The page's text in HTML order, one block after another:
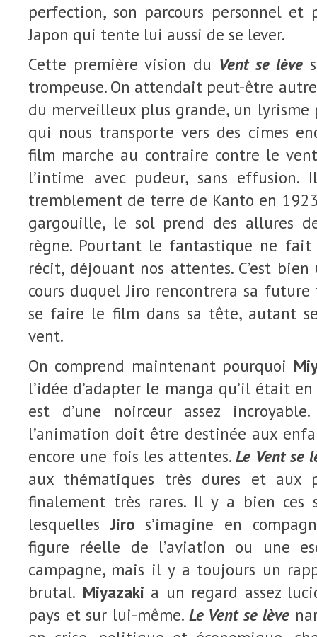
perfection, son parcours personnel et
Japon qui tente lui aussi de se lever.
Cette première vision du Vent se lève
trompeuse. On attendait peut-être
du merveilleux plus grande, un lyrisme
qui nous transporte vers des cimes
film marche au contraire contre le
l’intime avec pudeur, sans
tremblement de terre de Kanto en
gargouille, le sol prend des allures
règne. Pourtant le fantastique ne
récit, déjouant nos attentes. C’est
cours duquel Jiro rencontrera sa
se faire le film dans sa tête, autant
vent.
On comprend maintenant pourquoi
l’idée d’adapter le manga qu’il était
est d’une noirceur assez
l’animation doit être destinée aux
encore une fois les attentes.Le Vent se
aux thématiques très dures et aux
finalement très rares. Il y a bien ces
lesquellesJiro s’imagine en
figure réelle de l’aviation ou une
campagne, mais il y a toujours un
brutal. Miyazaki a un regard assez
pays et sur lui-même. Le Vent se lève